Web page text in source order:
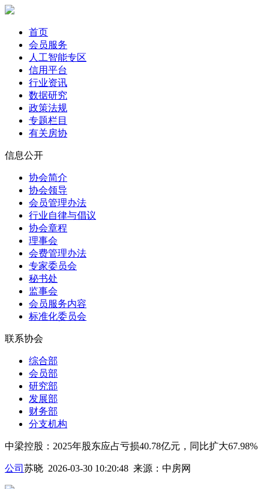
首页
会员服务
人工智能专区
信用平台
行业资讯
数据研究
政策法规
专题栏目
有关房协
信息公开
协会简介
协会领导
会员管理办法
行业自律与倡议
协会章程
理事会
会费管理办法
专家委员会
秘书处
监事会
会员服务内容
标准化委员会
联系协会
综合部
会员部
研究部
发展部
财务部
分支机构
中梁控股：2025年股东应占亏损40.78亿元，同比扩大67.98%
公司 苏晓 2026-03-30 10:20:48 来源： 中房网